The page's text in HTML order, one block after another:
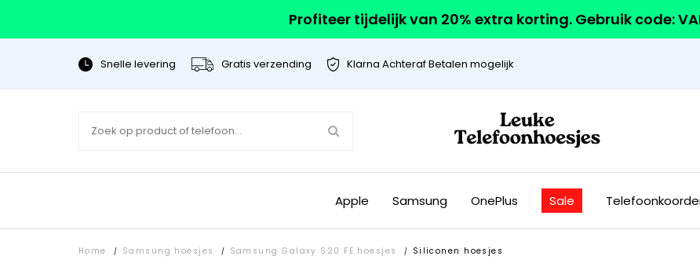
Profiteer tijdelijk van 20% extra korting. Gebruik code:
Snelle levering Gratis verzending Klarna Achteraf Betalen mogelijk
Apple Samsung OnePlus Sale
Home / Samsung hoesjes / Samsung Galaxy S20 FE hoesjes / Siliconen hoesjes